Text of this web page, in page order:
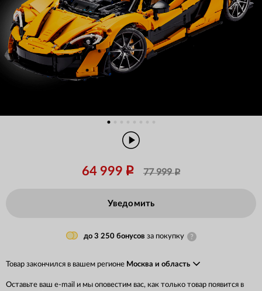
64 999 77 999
Уведомить
до 3 250 бонусов за покупку
Товар закончился в вашем регионе Москва и область
Оставьте ваш e-mail и мы оповестим вас, как только товар появится в